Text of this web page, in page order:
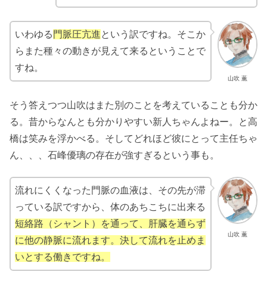
山吹 薫
いわゆる 門脈圧亢進という訳ですね。そこか
らまた種々の動きが見えて来るということで
すね。
そう答えつつ山吹はまた別のことを考えていることも分か
る。昔からなんとも分かりやすい新人ちゃんよねー。と高
橋は笑みを浮かべる。そしてどれほど彼にとって主任ちゃ
ん、、、石峰優璃の存在が強すぎるという事も。
山吹 薫
流れにくくなった門脈の血液は、その先が滞
っている訳ですから、体のあちこちに出来る
短絡路（シャント）を通って、肝臓を通らず
に他の静脈に流れます。決して流れを止めま
いとする働きですね。